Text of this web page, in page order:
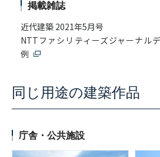
掲載雑誌
近代建築 2021年5月号
NTTファシリティーズジャーナル
例
同じ用途の建築作品
庁舎・公共施設